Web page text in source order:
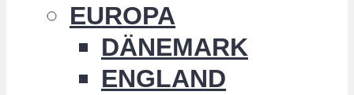
EUROPA
DÄNEMARK
ENGLAND